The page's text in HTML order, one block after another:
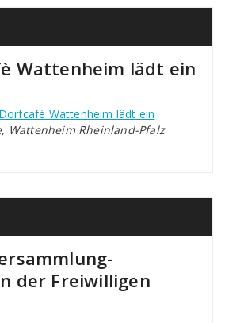
Wattenheim lädt ein
Wattenheim lädt ein
Wattenheim Rheinland-Pfalz
der Freiwilligen